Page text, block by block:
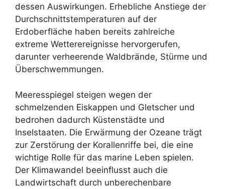
dessen Auswirkungen. Erhebliche Anstiege der
Durchschnittstemperaturen auf der
Erdoberfläche haben bereits zahlreiche
extreme Wetterereignisse hervorgerufen,
darunter verheerende Waldbrände, Stürme und
Überschwemmungen.
Meeresspiegel steigen wegen der
schmelzenden Eiskappen und Gletscher und
bedrohen dadurch Küstenstädte und
Inselstaaten. Die Erwärmung der Ozeane trägt
zur Zerstörung der Korallenriffe bei, die eine
wichtige Rolle für das marine Leben spielen.
Der Klimawandel beeinflusst auch die
Landwirtschaft durch unberechenbare